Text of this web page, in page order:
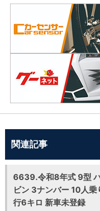
関連記事
6639.令和8年式 9型
ビン 3ナンバー 10人
行6キロ 新車未登録